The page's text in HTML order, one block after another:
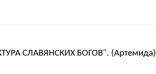
СЛАВЯНСКИХ БОГОВ". (Артемида)